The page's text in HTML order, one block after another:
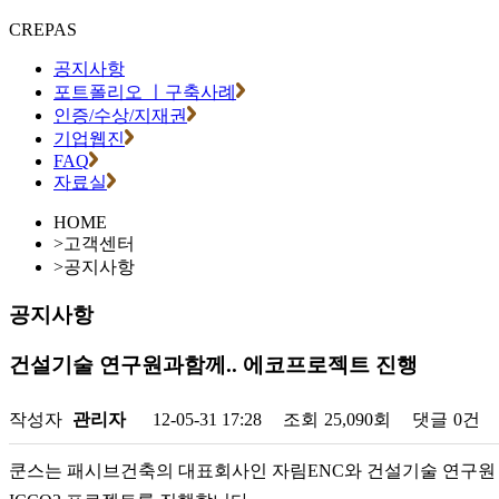
CREPAS
공지사항
포트폴리오 ㅣ구축사례
인증/수상/지재권
기업웹진
FAQ
자료실
HOME
>고객센터
>공지사항
공지사항
건설기술 연구원과함께.. 에코프로젝트 진행
작성자 관리자 12-05-31 17:28 조회 25,090회 댓글 0건
쿤스는 패시브건축의 대표회사인 자림ENC와 건설기술 연구